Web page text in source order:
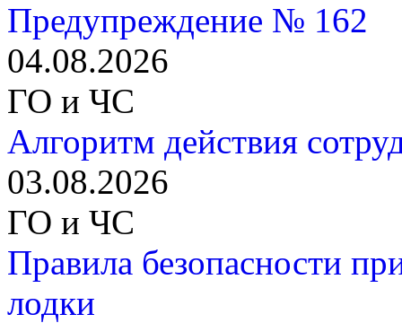
Предупреждение № 162
04.08.2026
ГО и ЧС
Алгоритм действия
03.08.2026
ГО и ЧС
Правила безопасности
лодки